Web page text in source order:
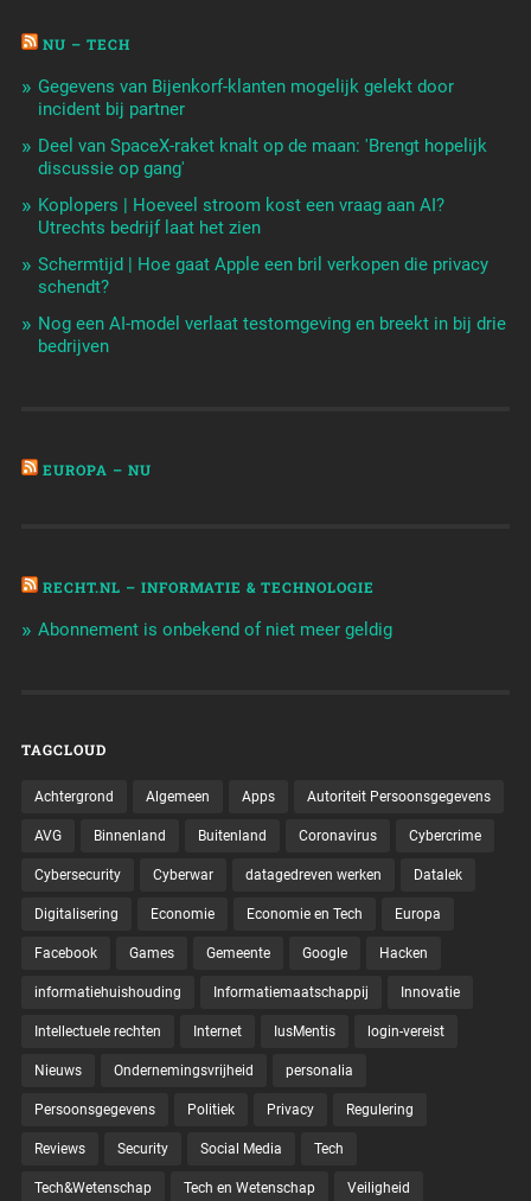
NU – TECH
Gegevens van Bijenkorf-klanten mogelijk gelekt door
incident bij partner
Deel van SpaceX-raket knalt op de maan: 'Brengt hopelijk
discussie op gang'
Koplopers | Hoeveel stroom kost een vraag aan AI?
Utrechts bedrijf laat het zien
Schermtijd | Hoe gaat Apple een bril verkopen die privacy
schendt?
Nog een AI-model verlaat testomgeving en breekt in bij drie
bedrijven
EUROPA – NU
RECHT.NL – INFORMATIE & TECHNOLOGIE
Abonnement is onbekend of niet meer geldig
TAGCLOUD
Achtergrond Algemeen Apps Autoriteit Persoonsgegevens
AVG Binnenland Buitenland Coronavirus Cybercrime
Cybersecurity Cyberwar datagedreven werken Datalek
Digitalisering Economie Economie en Tech Europa
Facebook Games Gemeente Google Hacken
informatiehuishouding Informatiemaatschappij Innovatie
Intellectuele rechten Internet IusMentis login-vereist
Nieuws Ondernemingsvrijheid personalia
Persoonsgegevens Politiek Privacy Regulering
Reviews Security Social Media Tech
Tech&Wetenschap Tech en Wetenschap Veiligheid